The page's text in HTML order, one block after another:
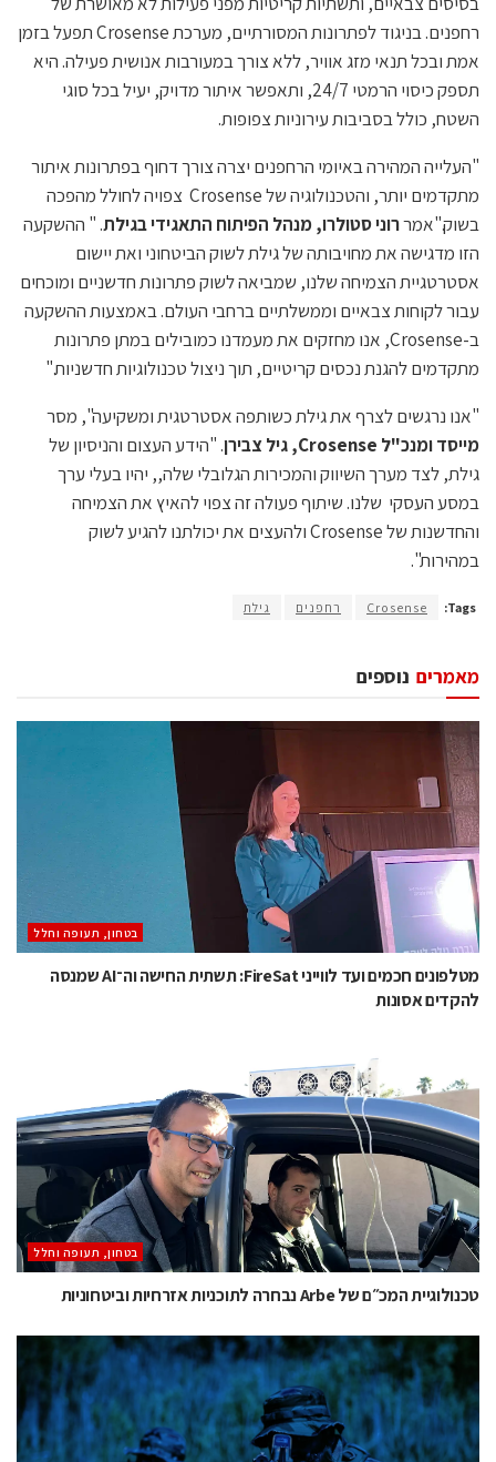
רחפנים. בניגוד לפתרונות המסורתיים, מערכת Crosense תפעל בזמן
אמת ובכל תנאי מזג אוויר, ללא צורך במעורבות אנושית פעילה. היא
תספק כיסוי הרמטי 24/7, ותאפשר איתור מדויק, יעיל בכל סוגי
השטח, כולל בסביבות עירוניות צפופות.
"העלייה המהירה באיומי הרחפנים יצרה צורך דחוף בפתרונות איתור
מתקדמים יותר, והטכנולוגיה של Crosense צפויה לחולל מהפכה
בשוק."אמררוני סטולרו, מנהל הפיתוח התאגידי בגילת. " ההשקעה
הזו מדגישה את מחויבותה של גילת לשוק הביטחוני ואת יישום
אסטרטגיית הצמיחה שלנו, שמביאה לשוק פתרונות חדשניים ומוכחים
עבור לקוחות צבאיים וממשלתיים ברחבי העולם. באמצעות ההשקעה
ב-Crosense, אנו מחזקים את מעמדנו כמובילים במתן פתרונות
מתקדמים להגנת נכסים קריטיים, תוך ניצול טכנולוגיות חדשניות."
"אנו נרגשים לצרף את גילת כשותפה אסטרטגית ומשקיעה", מסר
מייסד ומנכ"ל Crosense, גיל צבירן. "הידע העצום והניסיון של
גילת, לצד מערך השיווק והמכירות הגלובלי שלה,, יהיו בעלי ערך
במסע העסקי שלנו. שיתוף פעולה זה צפוי להאיץ את הצמיחה
והחדשנות של Crosense ולהעצים את יכולתנו להגיע לשוק
במהירות".
Tags:
Crosense רחפנים גילת
נוספים מאמרים
בטחון, תעופה וחלל
מטלפונים חכמים ועד לווייני FireSat: תשתית החישה וה־AI שמנסה
להקדים אסונות
בטחון, תעופה וחלל
טכנולוגיית המכ״ם של Arbe נבחרה לתוכניות אזרחיות וביטחוניות